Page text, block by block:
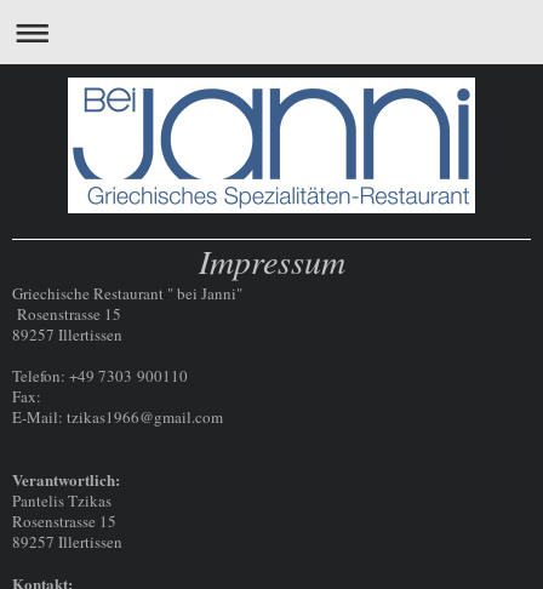
Impressum
Griechische Restaurant " bei Janni"
Rosenstrasse 15
89257 Illertissen
Telefon: +49 7303 900110
Fax:
E-Mail: tzikas1966@gmail.com
Verantwortlich:
Pantelis Tzikas
Rosenstrasse 15
89257 Illertissen
Kontakt: